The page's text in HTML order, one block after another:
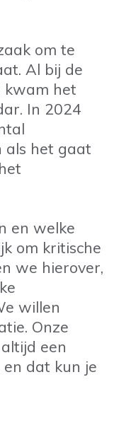
om te
Al bij de
kwam het
In 2024
als het gaat
en welke
om kritische
we hierover,
willen
Onze
een
dat kun je